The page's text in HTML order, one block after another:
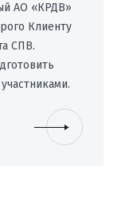
АО «КРДВ»
Клиенту
СПВ.